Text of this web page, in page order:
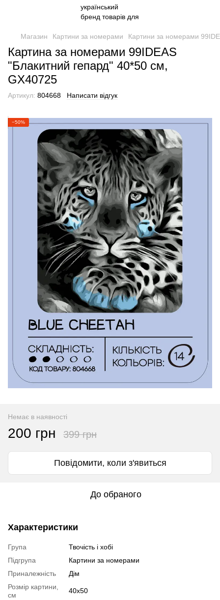
Магазин Картини за номерами Картини за номерами
Картина за номерами 99IDEAS
"Блакитний гепард" 40*50 см,
GX40725
Артикул: 804668 Написати відгук
−50%
Немає в наявності
200 грн 399 грн
Повідомити, коли з'явиться
До обраного
Характеристики
Група
Твочість і хобі
Підгрупа
Картини за номерами
Приналежність
Дім
Розмір картини,
см
40х50